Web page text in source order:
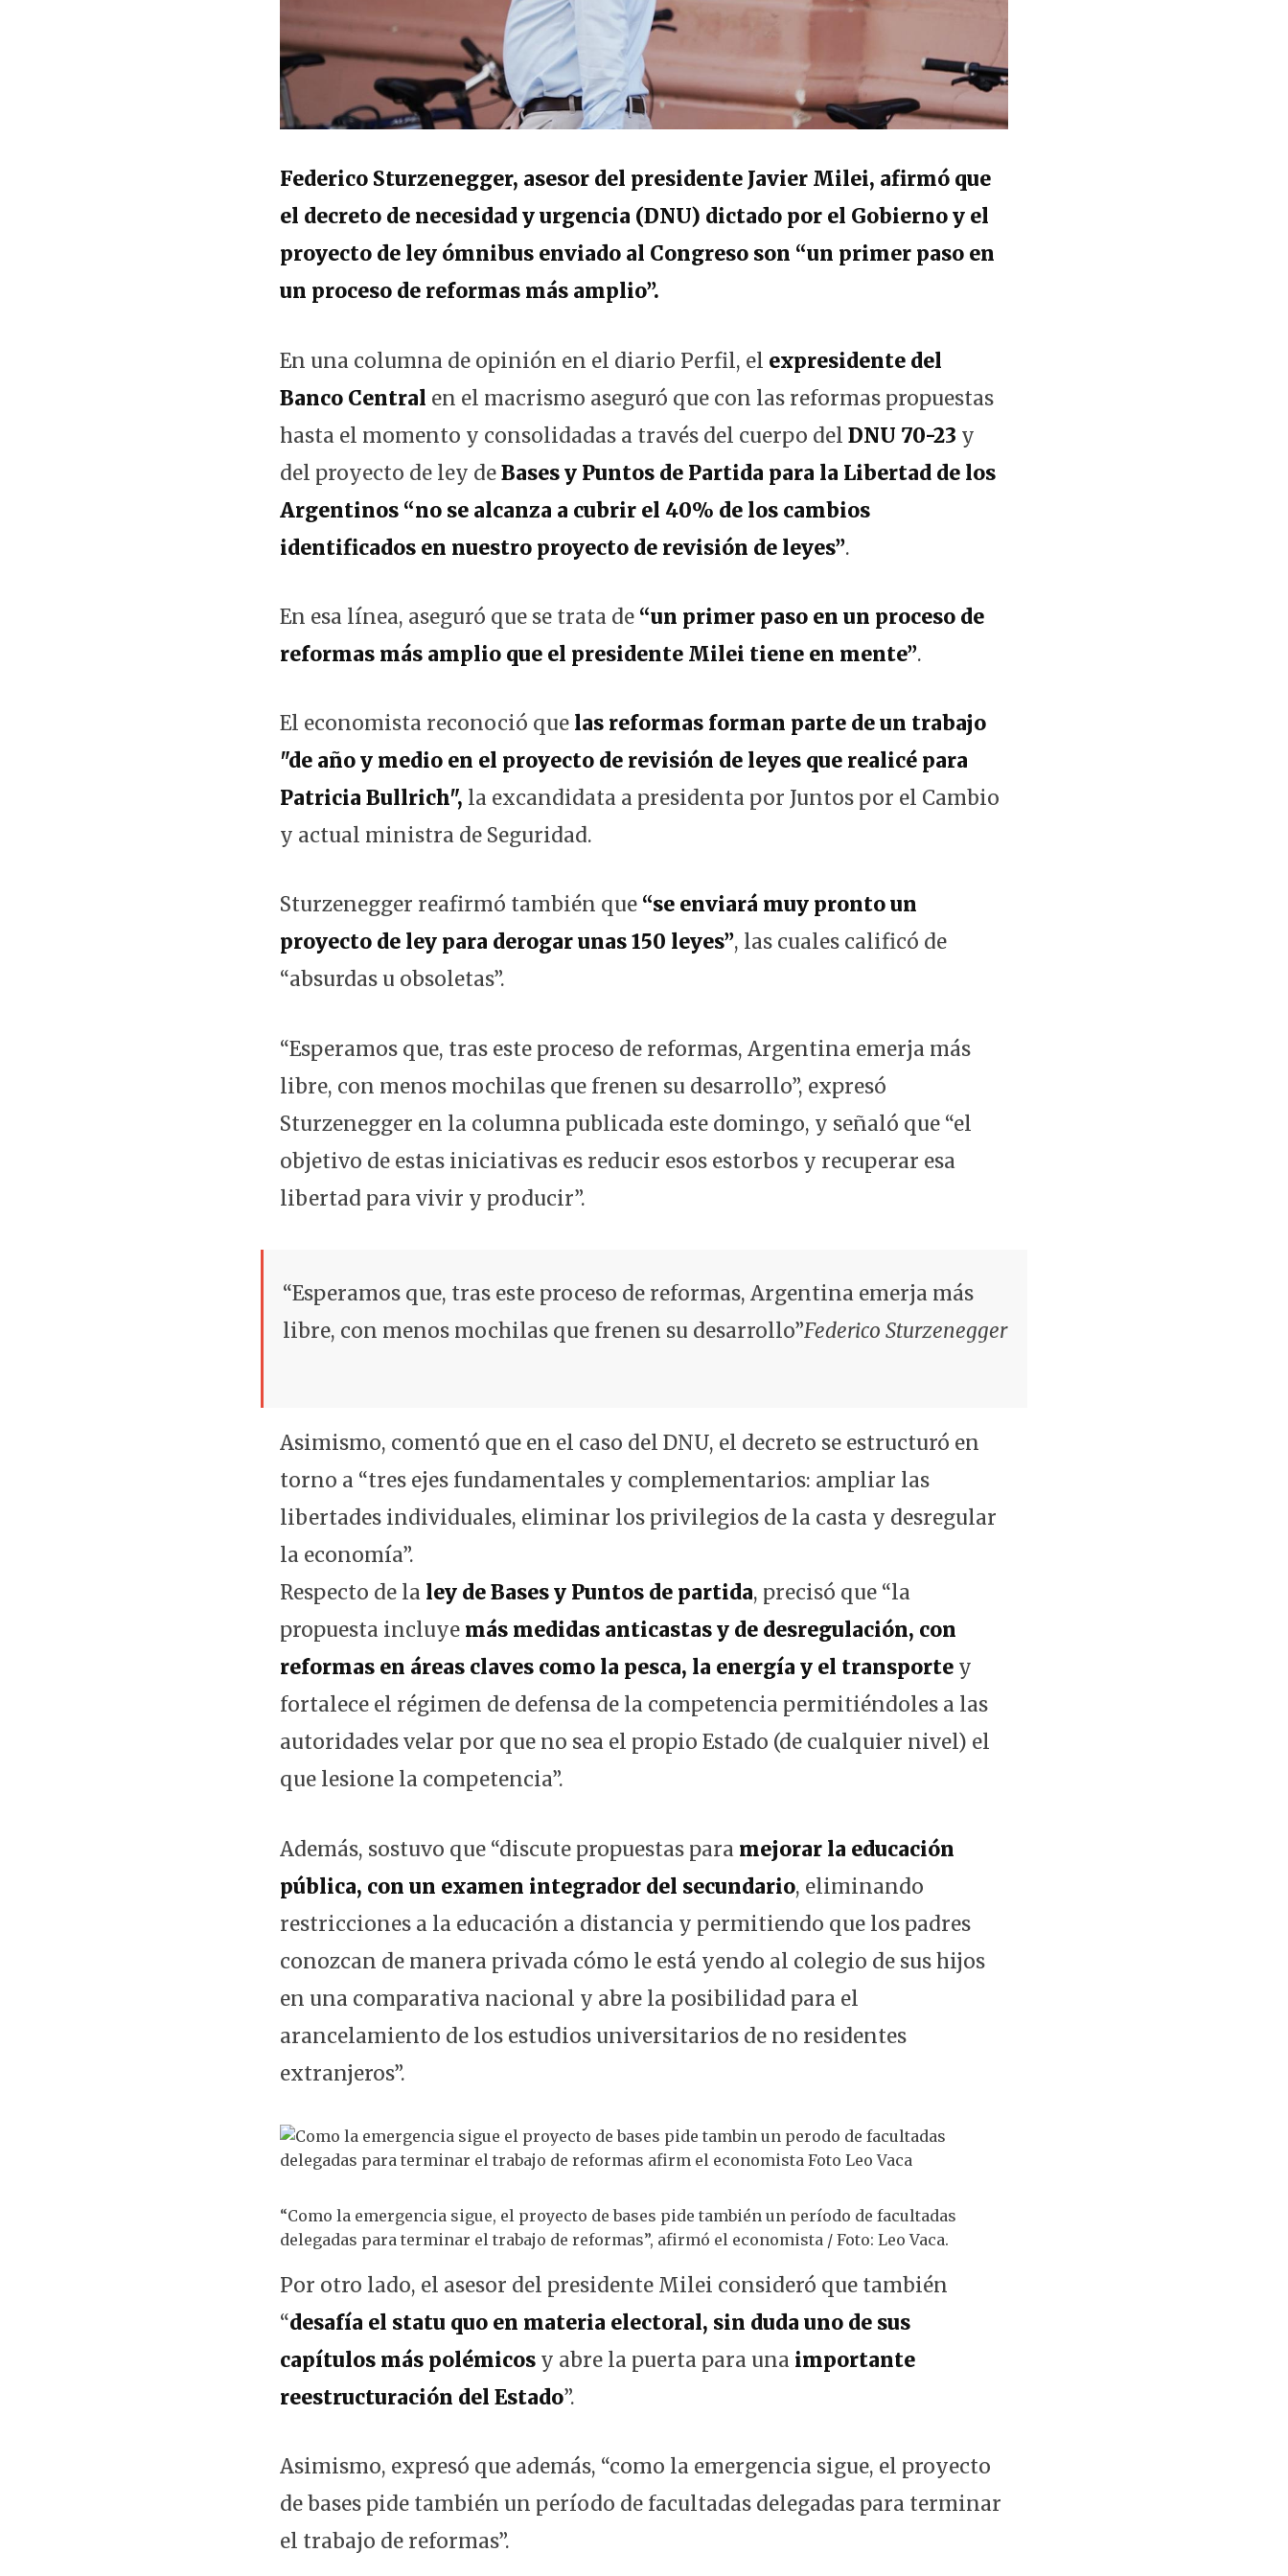
Federico Sturzenegger, asesor del presidente Javier Milei, afirmó que
el decreto de necesidad y urgencia (DNU) dictado por el Gobierno y el
proyecto de ley ómnibus enviado al Congreso son “un primer paso en
un proceso de reformas más amplio”.
En una columna de opinión en el diario Perfil, el expresidente del
Banco Central en el macrismo aseguró que con las reformas propuestas
hasta el momento y consolidadas a través del cuerpo del DNU 70-23 y
del proyecto de ley deBases y Puntos de Partida para la Libertad de los
Argentinos “no se alcanza a cubrir el 40% de los cambios
identificados en nuestro proyecto de revisión de leyes”.
En esa línea, aseguró que se trata de “un primer paso en un proceso de
reformas más amplio que el presidente Milei tiene en mente”.
El economista reconoció que las reformas forman parte de un trabajo
"de año y medio en el proyecto de revisión de leyes que realicé para
Patricia Bullrich", la excandidata a presidenta por Juntos por el Cambio
y actual ministra de Seguridad.
Sturzenegger reafirmó también que “se enviará muy pronto un
proyecto de ley para derogar unas 150 leyes”, las cuales calificó de
“absurdas u obsoletas”.
“Esperamos que, tras este proceso de reformas, Argentina emerja más
libre, con menos mochilas que frenen su desarrollo”, expresó
Sturzenegger en la columna publicada este domingo, y señaló que “el
objetivo de estas iniciativas es reducir esos estorbos y recuperar esa
libertad para vivir y producir”.
“Esperamos que, tras este proceso de reformas, Argentina emerja más
libre, con menos mochilas que frenen su desarrollo”Federico Sturzenegger
Asimismo, comentó que en el caso del DNU, el decreto se estructuró en
torno a “tres ejes fundamentales y complementarios: ampliar las
libertades individuales, eliminar los privilegios de la casta y desregular
la economía”.
Respecto de la ley de Bases y Puntos de partida, precisó que “la
propuesta incluye más medidas anticastas y de desregulación, con
reformas en áreas claves como la pesca, la energía y el transporte y
fortalece el régimen de defensa de la competencia permitiéndoles a las
autoridades velar por que no sea el propio Estado (de cualquier nivel) el
que lesione la competencia”.
Además, sostuvo que “discute propuestas para mejorar la educación
pública, con un examen integrador del secundario, eliminando
restricciones a la educación a distancia y permitiendo que los padres
conozcan de manera privada cómo le está yendo al colegio de sus hijos
en una comparativa nacional y abre la posibilidad para el
arancelamiento de los estudios universitarios de no residentes
extranjeros”.
“Como la emergencia sigue, el proyecto de bases pide también un período de facultadas
delegadas para terminar el trabajo de reformas”, afirmó el economista / Foto: Leo Vaca.
Por otro lado, el asesor del presidente Milei consideró que también
“desafía el statu quo en materia electoral, sin duda uno de sus
capítulos más polémicos y abre la puerta para una importante
reestructuración del Estado”.
Asimismo, expresó que además, “como la emergencia sigue, el proyecto
de bases pide también un período de facultadas delegadas para terminar
el trabajo de reformas”.